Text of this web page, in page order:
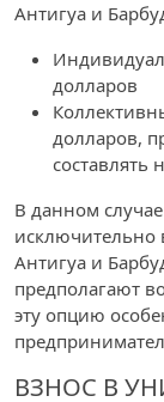
Антигуа и
долларов
долларов,
составлять
В данном
исключительно
Антигуа и
предполагают
эту опцию
ВЗНОС В